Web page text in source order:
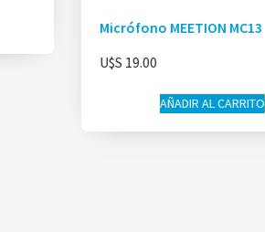
Micrófono MEETION MC13
U$S 19.00
AÑADIR AL CARRITO